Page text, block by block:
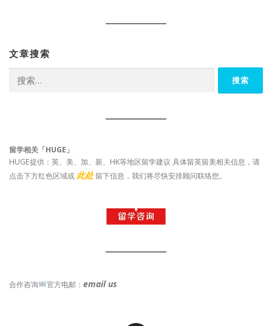
文章搜索
索：
留学相关「HUGE」
HUGE提供：英、美、加、新、HK等地区留学建议 具体留英留美相关信息，请
点击下方红色区域或此处 留下信息，我们将尽快安排顾问联络您。
合作咨询 官方电邮： email us